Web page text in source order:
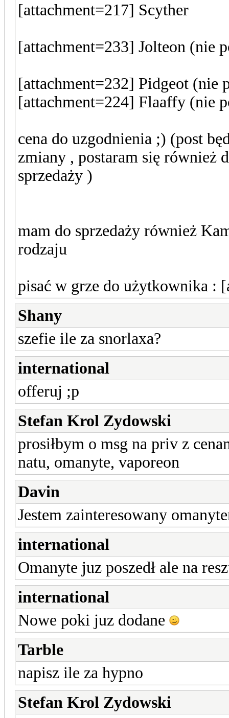
[attachment=217] Scyther
[attachment=233] Jolteon (nie
[attachment=232] Pidgeot (nie
[attachment=224] Flaaffy (nie
cena do uzgodnienia ;) (post
zmiany , postaram się również
sprzedaży )
mam do sprzedaży również
rodzaju
pisać w grze do użytkownika :
Shany
szefie ile za snorlaxa?
international
offeruj ;p
Stefan Krol Zydowski
prosiłbym o msg na priv z
natu, omanyte, vaporeon
Davin
Jestem zainteresowany
international
Omanyte juz poszedł ale na
international
Nowe poki juz dodane
Tarble
napisz ile za hypno
Stefan Krol Zydowski